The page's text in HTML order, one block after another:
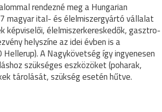
rendezné meg a Hungarian
magyar ital- és élelmiszergyártó vállalat
képviselői, élelmiszerkereskedők, gasztro-
helyszíne az idei évben is a
A Nagykövetség így ingyenesen
szükséges eszközöket (poharak,
tárolását, szükség esetén hűtve.